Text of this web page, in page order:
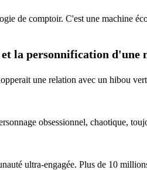
de comptoir. C'est une machine
et la personnification d'une
une relation avec un hibou
obsessionnel, chaotique,
ultra-engagée. Plus de 10